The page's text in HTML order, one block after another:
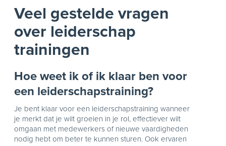
Veel gestelde vragen
over leiderschap
trainingen
Hoe weet ik of ik klaar ben voor
een leiderschapstraining?
Je bent klaar voor een leiderschapstraining wanneer
je merkt dat je wilt groeien in je rol, effectiever wilt
omgaan met medewerkers of nieuwe vaardigheden
nodig hebt om beter te kunnen sturen. Ook ervaren